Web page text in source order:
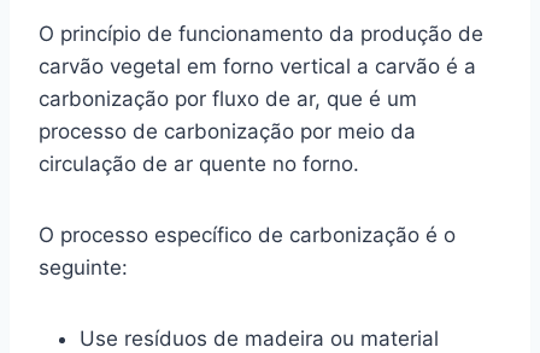
O princípio de funcionamento da produção de
carvão vegetal em forno vertical a carvão é a
carbonização por fluxo de ar, que é um
processo de carbonização por meio da
circulação de ar quente no forno.
O processo específico de carbonização é o
seguinte:
Use resíduos de madeira ou material